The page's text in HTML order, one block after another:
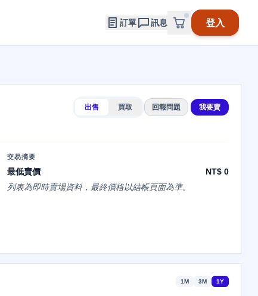
訂單 訊息 登入
出售 買取 回報問題 我要賣
交易摘要
最低賣價
NT$ 0
列表為即時賣場資料，最終價格以結帳頁面為準。
1M 3M 1Y